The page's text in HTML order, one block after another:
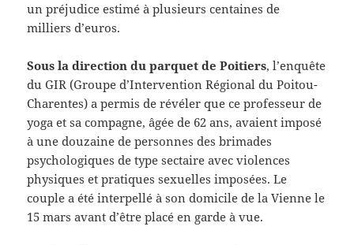
un préjudice estimé à plusieurs centaines de
milliers d’euros.
Sous la direction du parquet de Poitiers, l’enquête
du GIR (Groupe d’Intervention Régional du Poitou-
Charentes) a permis de révéler que ce professeur de
yoga et sa compagne, âgée de 62 ans, avaient imposé
à une douzaine de personnes des brimades
psychologiques de type sectaire avec violences
physiques et pratiques sexuelles imposées. Le
couple a été interpellé à son domicile de la Vienne le
15 mars avant d’être placé en garde à vue.